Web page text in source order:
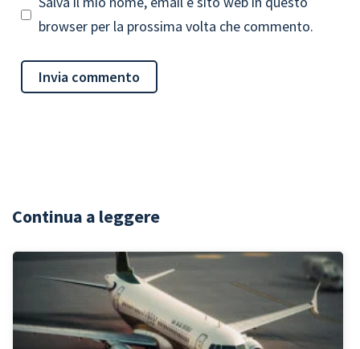
browser per la prossima volta che commento.
Continua a leggere